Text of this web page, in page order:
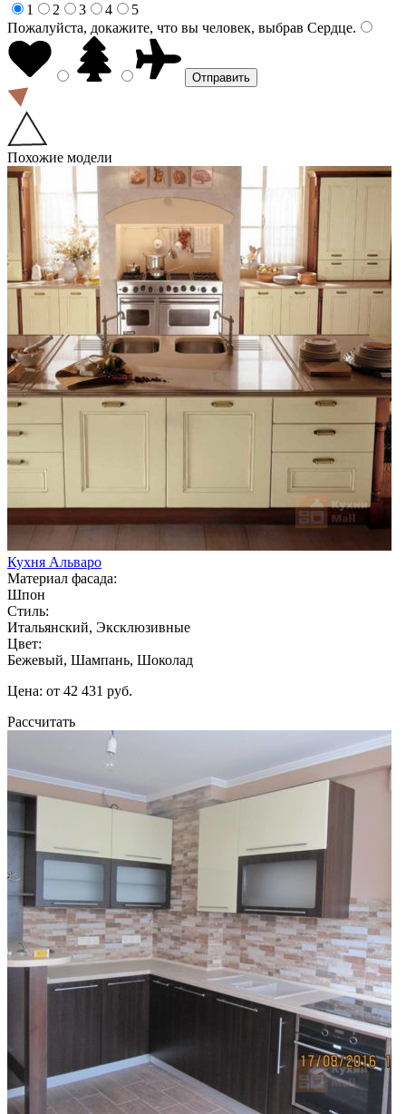
1
2 3 4
5
Пожалуйста, докажите, что вы человек, выбрав Сердце.
Похожие модели
Кухня Альваро
Материал фасада:
Шпон
Стиль:
Итальянский, Эксклюзивные
Цвет:
Бежевый, Шампань, Шоколад
Цена: от 42 431 руб.
Рассчитать